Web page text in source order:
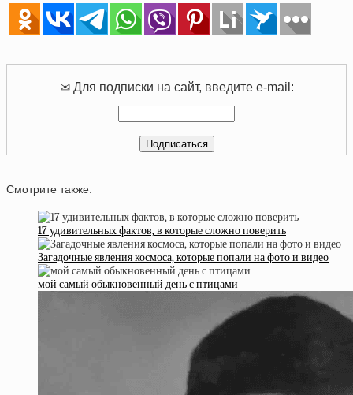
✉ Для подписки на сайт, введите e-mail:
Смотрите также:
17 удивительных фактов, в которые сложно поверить
Загадочные явления космоса, которые попали на фото и видео
мой самый обыкновенный день с птицами